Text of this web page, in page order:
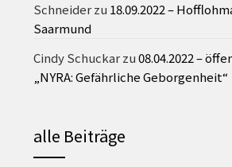
Schneiderzu 18.09.2022 –
Saarmund
Cindy Schuckarzu08.04.2022 –
„NYRA: Gefährliche Geborgenheit“
alle Beiträge